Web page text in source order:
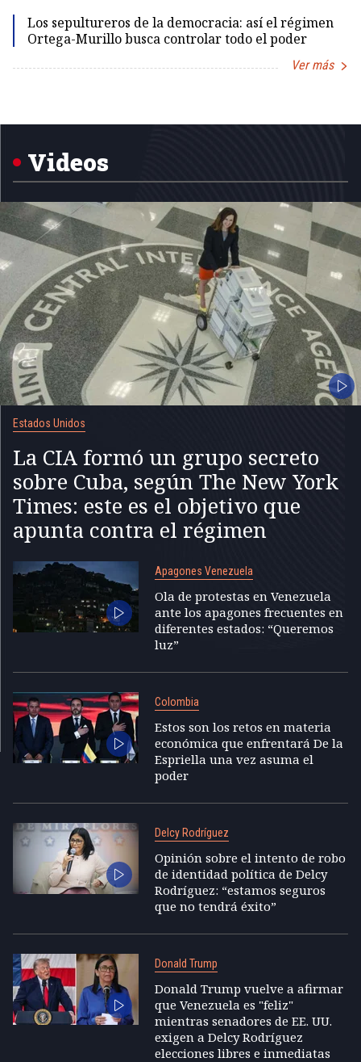
Los sepultureros de la democracia: así el régimen
Ortega-Murillo busca controlar todo el poder
Ver más
5
Videos
Estados Unidos
La CIA formó un grupo secreto
sobre Cuba, según The New York
Times: este es el objetivo que
apunta contra el régimen
Apagones Venezuela
Ola de protestas en Venezuela
ante los apagones frecuentes en
diferentes estados: “Queremos
luz”
Colombia
Estos son los retos en materia
económica que enfrentará De la
Espriella una vez asuma el
poder
Delcy Rodríguez
Opinión sobre el intento de robo
de identidad política de Delcy
Rodríguez: “estamos seguros
que no tendrá éxito”
Donald Trump
Donald Trump vuelve a afirmar
que Venezuela es "feliz"
mientras senadores de EE. UU.
exigen a Delcy Rodríguez
elecciones libres e inmediatas